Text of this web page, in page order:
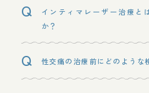
インティマレーザー治療と
か？
性交痛の治療前にどのような